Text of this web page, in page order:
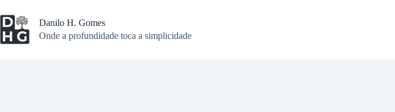
para
o
conteúdo
Danilo H. Gomes
Onde a profundidade toca a simplicidade